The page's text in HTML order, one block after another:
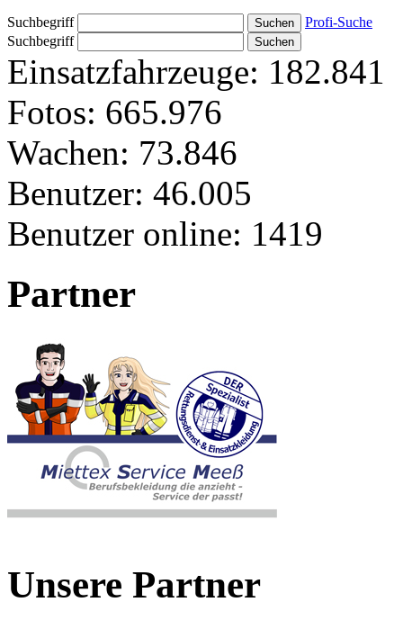
Suchbegriff
Profi-Suche
Suchbegriff
Einsatzfahrzeuge: 182.841
Fotos: 665.976
Wachen: 73.846
Benutzer: 46.005
Benutzer online: 1419
Partner
Unsere Partner